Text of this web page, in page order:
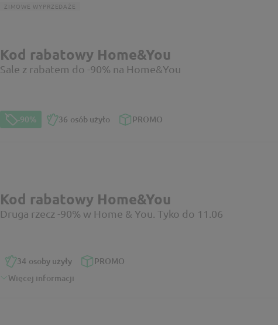
ZIMOWE WYPRZEDAŻE
Kod rabatowy Home&You
Sale z rabatem do -90% na Home&You
-90% 36 osób użyło PROMO
Kod rabatowy Home&You
Druga rzecz -90% w Home & You. Tyko do 11.06
34 osoby użyły
PROMO
Więcej informacji